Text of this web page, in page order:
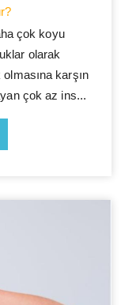
çok koyu
olarak
karşın
çok az ins...